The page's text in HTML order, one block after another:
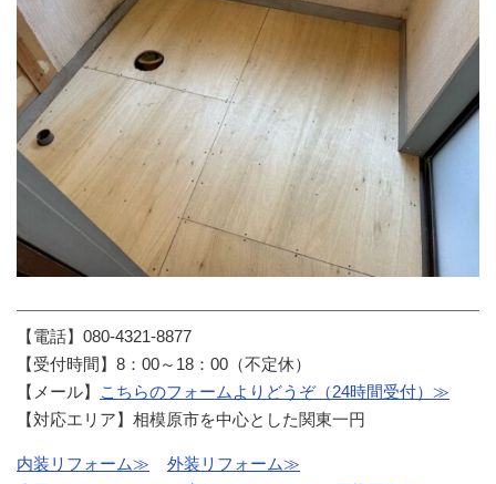
【電話】080-4321-8877
【受付時間】8：00～18：00（不定休）
【メール】
こちらのフォームよりどうぞ（24時間受付）≫
【対応エリア】相模原市を中心とした関東一円
内装リフォーム≫
外装リフォーム≫